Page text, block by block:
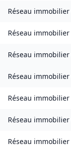
Réseau immobilier
Réseau immobilier
Réseau immobilier
Réseau immobilier
Réseau immobilier
Réseau immobilier
Réseau immobilier